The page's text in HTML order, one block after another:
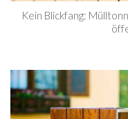
Kein Blickfang: